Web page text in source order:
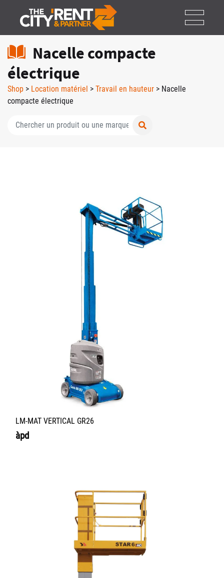
Nacelle compacte
électrique
Shop > Location matériel > Travail en hauteur > Nacelle
compacte électrique
LM-MAT VERTICAL GR26
àpd
Panneau de gestion des cookies